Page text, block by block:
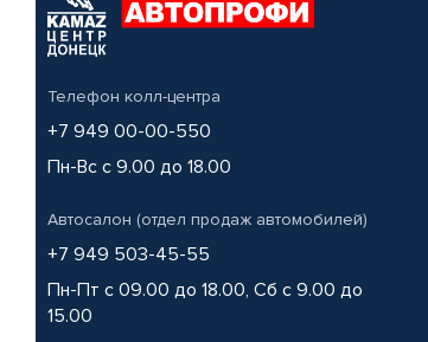
Телефон колл-центра
+7 949 00-00-550
Пн-Вс с 9.00 до 18.00
Автосалон (отдел продаж автомобилей)
+7 949 503-45-55
Пн-Пт с 09.00 до 18.00, Сб с 9.00 до
15.00